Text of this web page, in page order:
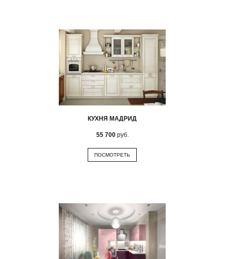
КУХНЯ МАДРИД
55 700руб.
ПОСМОТРЕТЬ